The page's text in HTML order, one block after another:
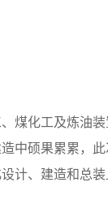
煤化工及炼油
中硕果累累，
计、建造和总